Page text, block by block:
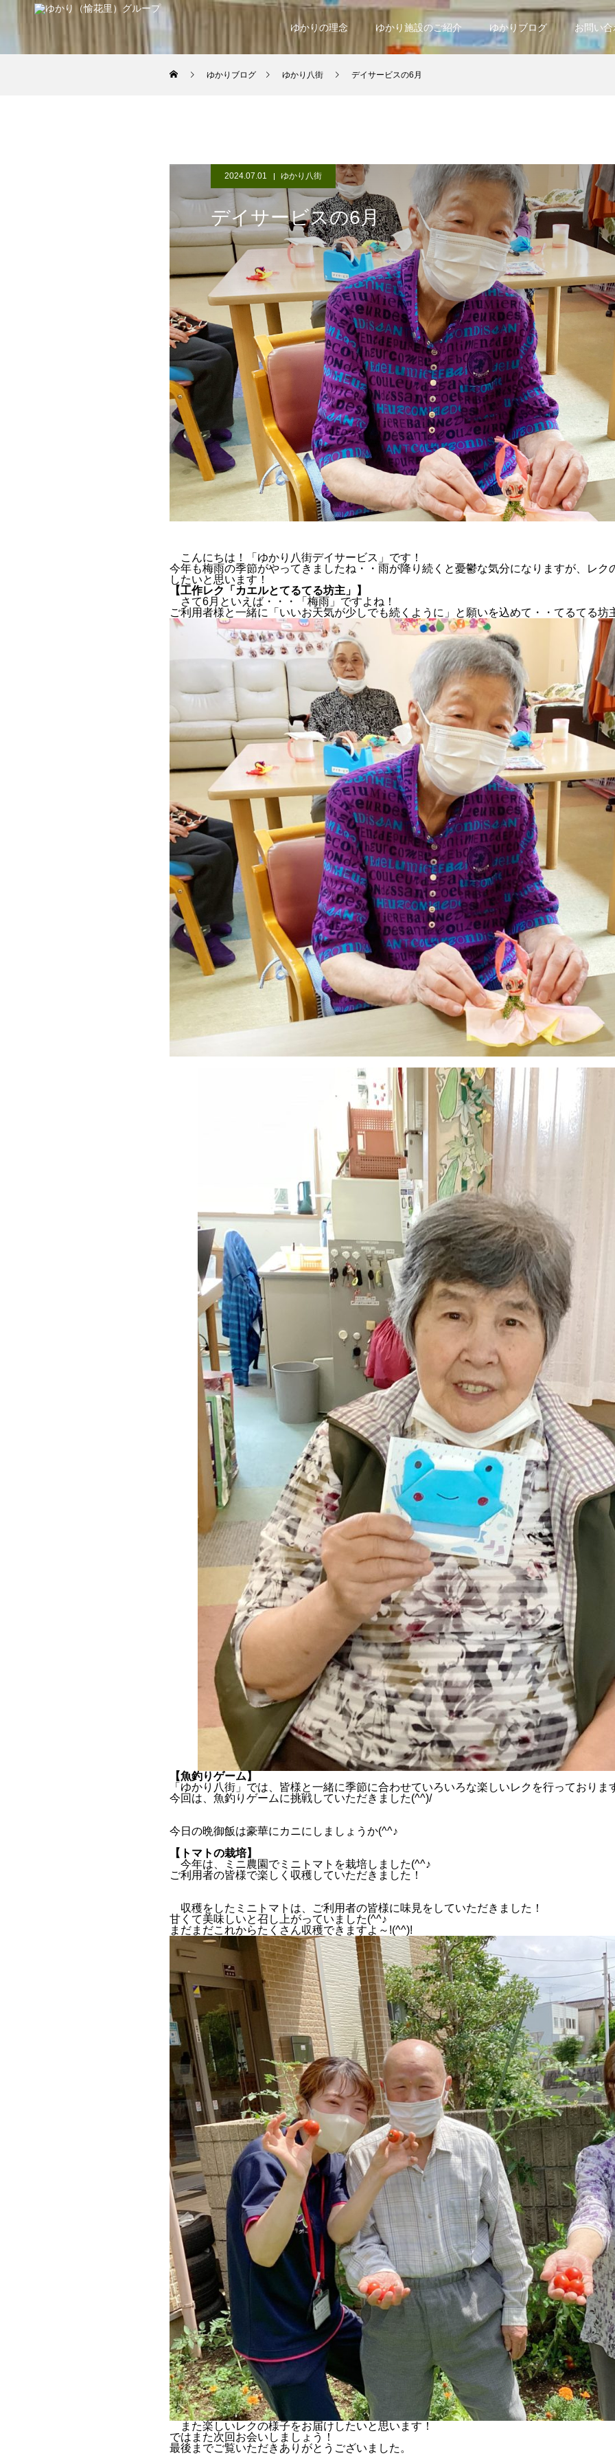
ゆかりの理念 ゆかり施設のご紹介 ゆかりブログ お問い
ゆかりブログ ゆかり八街 デイサービスの6月
2024.07.01 ゆかり八街
デイサービスの6月
こんにちは！「ゆかり八街デイサービス」です！
今年も梅雨の季節がやってきましたね・・雨が降り続くと憂鬱な気分になりますが、レク
したいと思います！
【工作レク「カエルとてるてる坊主」】
さて6月といえば・・・「梅雨」ですよね！
ご利用者様と一緒に「いいお天気が少しでも続くように」と願いを込めて・・てるてる坊
【魚釣りゲーム】
「ゆかり八街」では、皆様と一緒に季節に合わせていろいろな楽しいレクを行っておりま
今回は、魚釣りゲームに挑戦していただきました(^^)/
今日の晩御飯は豪華にカニにしましょうか(^^♪
【トマトの栽培】
今年は、ミニ農園でミニトマトを栽培しました(^^♪
ご利用者の皆様で楽しく収穫していただきました！
収穫をしたミニトマトは、ご利用者の皆様に味見をしていただきました！
甘くて美味しいと召し上がっていました(^^♪
まだまだこれからたくさん収穫できますよ～!(^^)!
また楽しいレクの様子をお届けしたいと思います！
ではまた次回お会いしましょう！
最後までご覧いただきありがとうございました。